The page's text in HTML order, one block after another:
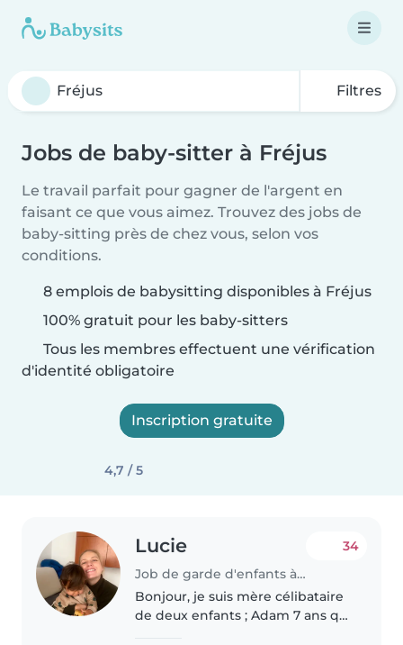
Filtres
Jobs de baby-sitter à Fréjus
Le travail parfait pour gagner de l'argent en
faisant ce que vous aimez. Trouvez des jobs de
baby-sitting près de chez vous, selon vos
conditions.
8 emplois de babysitting disponibles à Fréjus
100% gratuit pour les baby-sitters
Tous les membres effectuent une vérification
d'identité obligatoire
Inscription gratuite
4,7 / 5
Lucie
Job de garde d'enfants à Fréjus
34
Bonjour, je suis mère célibataire
de deux enfants ; Adam 7 ans qui